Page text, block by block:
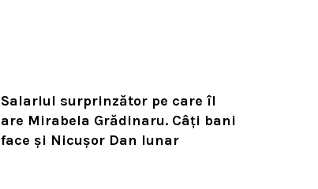
Salariul surprinzător pe care îl
are Mirabela Grădinaru. Câţi bani
face şi Nicuşor Dan lunar